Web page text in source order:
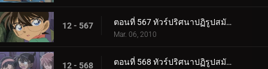
12 - 567 ตอนที่ 567 ทัวร์ปริศนาปฏิรูปสมัยเมจิ (ตอน 1)
Mar. 06, 2010
12 - 568 ตอนที่ 568 ทัวร์ปริศนาปฏิรูปสมัยเมจิ (ตอน 2)